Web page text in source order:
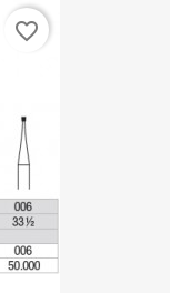
favorite_border